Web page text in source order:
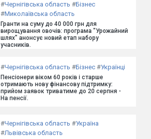
#Чернігівська область #Бізнес
#Миколаївська область
Гранти на суму до 40 000 грн для
вирощування овочів: програма "Урожайний
шлях" анонсує новий етап набору
учасників.
#Чернігівська область #Бізнес #Українці
Пенсіонери віком 60 років і старше
отримають нову фінансову підтримку:
прийом заявок триватиме до 20 серпня -
На пенсії.
#Чернігівська область #Україна
#Львівська область